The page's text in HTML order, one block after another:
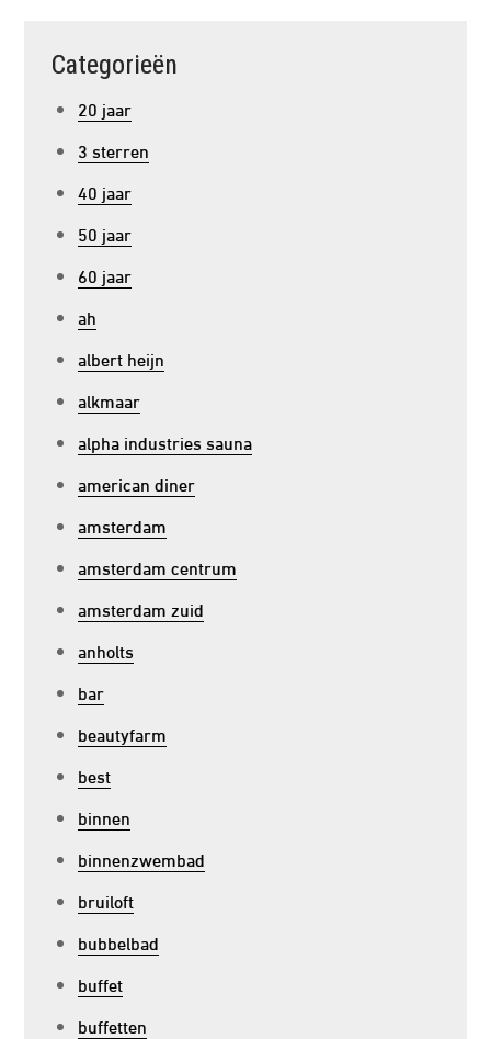
Categorieën
20 jaar
3 sterren
40 jaar
50 jaar
60 jaar
ah
albert heijn
alkmaar
alpha industries sauna
american diner
amsterdam
amsterdam centrum
amsterdam zuid
anholts
bar
beautyfarm
best
binnen
binnenzwembad
bruiloft
bubbelbad
buffet
buffetten